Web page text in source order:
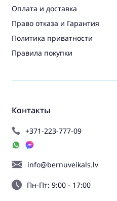
Контакты
+371-223-777-09
info@bernuveikals.lv
Пн-Пт: 9:00 - 17:00
Оплата и доставка
Право отказа и Гарантия
Политика приватности
Правила покупки